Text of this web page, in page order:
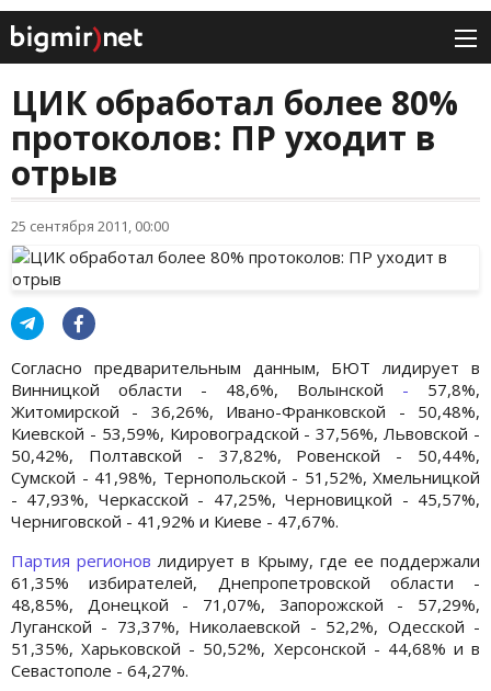
ЦИК обработал более 80%
протоколов: ПР уходит в
отрыв
25 сентября 2011, 00:00
Согласно предварительным данным, БЮТ лидирует в
Винницкой области - 48,6%, Волынской - 57,8%,
Житомирской - 36,26%, Ивано-Франковской - 50,48%,
Киевской - 53,59%, Кировоградской - 37,56%, Львовской -
50,42%, Полтавской - 37,82%, Ровенской - 50,44%,
Сумской - 41,98%, Тернопольской - 51,52%, Хмельницкой
- 47,93%, Черкасской - 47,25%, Черновицкой - 45,57%,
Черниговской - 41,92% и Киеве - 47,67%.
Партия регионов лидирует в Крыму, где ее поддержали
61,35% избирателей, Днепропетровской области -
48,85%, Донецкой - 71,07%, Запорожской - 57,29%,
Луганской - 73,37%, Николаевской - 52,2%, Одесской -
51,35%, Харьковской - 50,52%, Херсонской - 44,68% и в
Севастополе - 64,27%.